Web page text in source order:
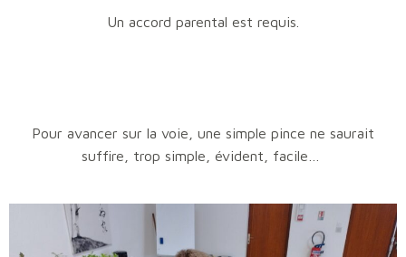
Un accord parental est requis.
Pour avancer sur la voie, une simple pince ne saurait
suffire, trop simple, évident, facile…